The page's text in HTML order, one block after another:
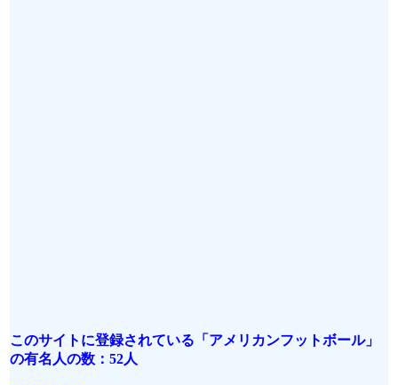
このサイトに登録されている「アメリカンフットボール」
の有名人の数：52人